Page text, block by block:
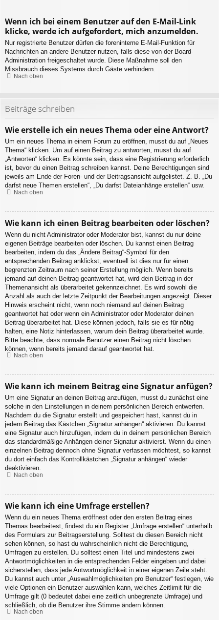
Wenn ich bei einem Benutzer auf den E-Mail-Link
klicke, werde ich aufgefordert, mich anzumelden.
Nur registrierte Benutzer dürfen die foreninterne E-Mail-Funktion für
Nachrichten an andere Benutzer nutzen, falls diese von der Board-
Administration freigeschaltet wurde. Diese Maßnahme soll den
Missbrauch dieses Systems durch Gäste verhindern.
Nach oben
Beiträge schreiben
Wie erstelle ich ein neues Thema oder eine Antwort?
Um ein neues Thema in einem Forum zu eröffnen, musst du auf „Neues
Thema“ klicken. Um auf einen Beitrag zu antworten, musst du auf
„Antworten“ klicken. Es könnte sein, dass eine Registrierung erforderlich
ist, bevor du einen Beitrag schreiben kannst. Deine Berechtigungen sind
jeweils am Ende der Foren- und der Beitragsansicht aufgelistet. Z. B. „Du
darfst neue Themen erstellen“, „Du darfst Dateianhänge erstellen“ usw.
Nach oben
Wie kann ich einen Beitrag bearbeiten oder löschen?
Wenn du nicht Administrator oder Moderator bist, kannst du nur deine
eigenen Beiträge bearbeiten oder löschen. Du kannst einen Beitrag
bearbeiten, indem du das „Ändere Beitrag“-Symbol für den
entsprechenden Beitrag anklickst; eventuell ist dies nur für einen
begrenzten Zeitraum nach seiner Erstellung möglich. Wenn bereits
jemand auf deinen Beitrag geantwortet hat, wird dein Beitrag in der
Themenansicht als überarbeitet gekennzeichnet. Es wird sowohl die
Anzahl als auch der letzte Zeitpunkt der Bearbeitungen angezeigt. Dieser
Hinweis erscheint nicht, wenn noch niemand auf deinen Beitrag
geantwortet hat oder wenn ein Administrator oder Moderator deinen
Beitrag überarbeitet hat. Diese können jedoch, falls sie es für nötig
halten, eine Notiz hinterlassen, warum dein Beitrag überarbeitet wurde.
Bitte beachte, dass normale Benutzer einen Beitrag nicht löschen
können, wenn bereits jemand darauf geantwortet hat.
Nach oben
Wie kann ich meinem Beitrag eine Signatur anfügen?
Um eine Signatur an deinen Beitrag anzufügen, musst du zunächst eine
solche in den Einstellungen in deinem persönlichen Bereich entwerfen.
Nachdem du die Signatur erstellt und gespeichert hast, kannst du in
jedem Beitrag das Kästchen „Signatur anhängen“ aktivieren. Du kannst
eine Signatur auch hinzufügen, indem du in deinem persönlichen Bereich
das standardmäßige Anhängen deiner Signatur aktivierst. Wenn du einen
einzelnen Beitrag dennoch ohne Signatur verfassen möchtest, so kannst
du dort einfach das Kontrollkästchen „Signatur anhängen“ wieder
deaktivieren.
Nach oben
Wie kann ich eine Umfrage erstellen?
Wenn du ein neues Thema eröffnest oder den ersten Beitrag eines
Themas bearbeitest, findest du ein Register „Umfrage erstellen“ unterhalb
des Formulars zur Beitragserstellung. Solltest du diesen Bereich nicht
sehen können, so hast du wahrscheinlich nicht die Berechtigung,
Umfragen zu erstellen. Du solltest einen Titel und mindestens zwei
Antwortmöglichkeiten in die entsprechenden Felder eingeben und dabei
sicherstellen, dass jede Antwortmöglichkeit in einer eigenen Zeile steht.
Du kannst auch unter „Auswahlmöglichkeiten pro Benutzer“ festlegen, wie
viele Optionen ein Benutzer auswählen kann, welches Zeitlimit für die
Umfrage gilt (0 bedeutet dabei eine zeitlich unbegrenzte Umfrage) und
schließlich, ob die Benutzer ihre Stimme ändern können.
Nach oben